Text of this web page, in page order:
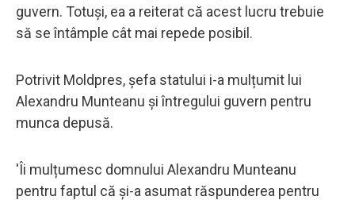
guvern. Totuși, ea a reiterat că acest lucru trebuie
să se întâmple cât mai repede posibil.
Potrivit Moldpres, șefa statului i-a mulțumit lui
Alexandru Munteanu și întregului guvern pentru
munca depusă.
'Îi mulțumesc domnului Alexandru Munteanu
pentru faptul că și-a asumat răspunderea pentru